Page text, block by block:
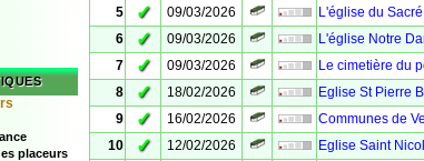
placeurs
5
✓ 09/03/2026
L'église du
6
✓ 09/03/2026
L'église Notre
7
✓ 09/03/2026
Le cimetière du
8
✓ 18/02/2026
Eglise St Pierre
9
✓ 16/02/2026
Communes de
10
✓ 12/02/2026
Eglise Saint